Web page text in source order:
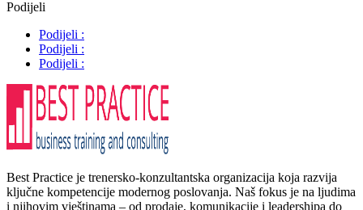
Podijeli
Podijeli :
Podijeli :
Podijeli :
Best Practice je trenersko-konzultantska organizacija koja razvija
ključne kompetencije modernog poslovanja. Naš fokus je na ljudima
i njihovim vještinama – od prodaje, komunikacije i leadershipa do